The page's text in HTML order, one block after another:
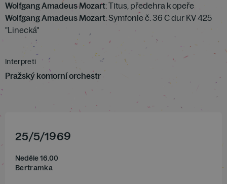
Wolfgang Amadeus Mozart: Titus, předehra k opeře
Wolfgang Amadeus Mozart: Symfonie č. 36 C dur KV 425
"Linecká"
Interpreti
Pražský komorní orchestr
25/5/1969
Neděle 16.00
Bertramka